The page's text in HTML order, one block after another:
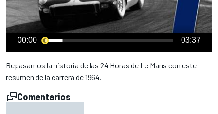
00:00 03:37
Repasamos la historia de las 24 Horas de Le Mans con este
resumen de la carrera de 1964.
Comentarios